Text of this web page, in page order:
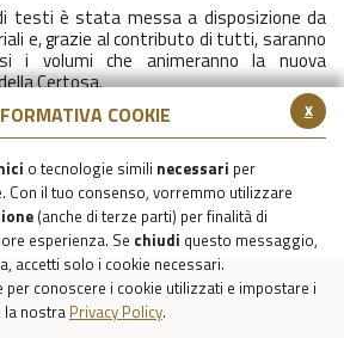
x
COOKIE
o tecnologie simili necessari per
Con il tuo consenso, vorremmo utilizzare
(anche di terze parti) per finalità di
esperienza. Se chiudi questo messaggio,
accetti solo i cookie necessari.
per conoscere i cookie utilizzati e impostare i
la nostra Privacy Policy.
testi è stata messa a disposizione da
e, grazie al contributo di tutti, saranno
i volumi che animeranno la nuova
Certosa.